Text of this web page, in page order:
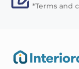
*Terms and